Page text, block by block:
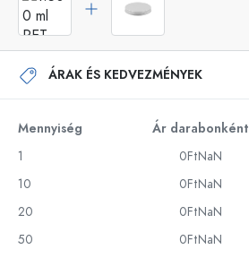
ÁRAK ÉS KEDVEZMÉNYEK
Mennyiség Ár darabonként
1
0FtNaN
10
0FtNaN
20
0FtNaN
50
0FtNaN